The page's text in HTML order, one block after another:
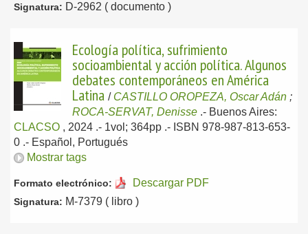
Signatura: D-2962 ( documento )
Ecología política, sufrimiento
socioambiental y acción política. Algunos
debates contemporáneos en América
Latina / CASTILLO OROPEZA, Oscar Adán ;
ROCA-SERVAT, Denisse .- Buenos Aires:
CLACSO , 2024 .- 1vol; 364pp .- ISBN 978-987-813-653-
0 .- Español, Portugués
Mostrar tags
Formato electrónico: Descargar PDF
Signatura: M-7379 ( libro )